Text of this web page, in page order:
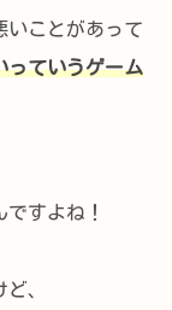
いことがあって
っていうゲーム
すよね！
、